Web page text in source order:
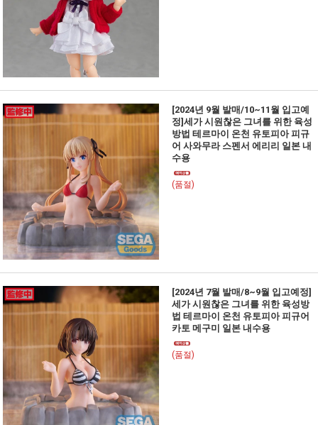
[2024년 9월 발매/10~11월 입고예
정]세가 시원찮은 그녀를 위한 육성
방법 테르마이 온천 유토피아 피규
어 사와무라 스펜서 에리리 일본 내
수용
(품절)
[2024년 7월 발매/8~9월 입고예정]
세가 시원찮은 그녀를 위한 육성방
법 테르마이 온천 유토피아 피규어
카토 메구미 일본 내수용
(품절)